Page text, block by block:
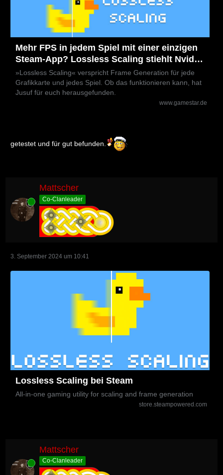
Mehr FPS in jedem Spiel mit einer einzigen
Steam-App? Lossless Scaling stiehlt Nvidia
und AMD die Show
»Lossless Scaling« verspricht Frame Generation für jede
Grafikkarte und jedes Spiel. Ob das funktionieren kann, hat
Jusuf für euch herausgefunden.
www.gamestar.de
getestet und für gut befunden.
Online
Mattscher
Co-Clanleader
3. September 2024 um 10:41
Lossless Scaling bei Steam
All-in-one gaming utility for scaling and frame generation
store.steampowered.com
Online
Mattscher
Co-Clanleader